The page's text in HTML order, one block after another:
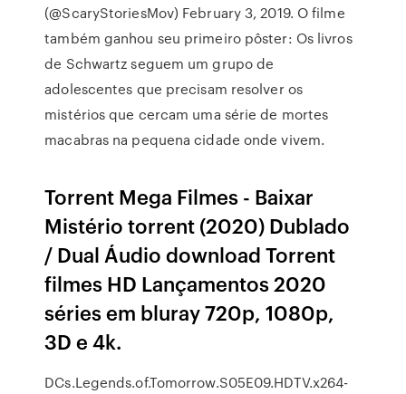
(@ScaryStoriesMov) February 3, 2019. O filme
também ganhou seu primeiro pôster: Os livros
de Schwartz seguem um grupo de
adolescentes que precisam resolver os
mistérios que cercam uma série de mortes
macabras na pequena cidade onde vivem.
Torrent Mega Filmes - Baixar
Mistério torrent (2020) Dublado
/ Dual Áudio download Torrent
filmes HD Lançamentos 2020
séries em bluray 720p, 1080p,
3D e 4k.
DCs.Legends.of.Tomorrow.S05E09.HDTV.x264-